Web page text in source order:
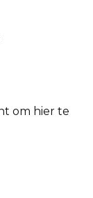
om hier te